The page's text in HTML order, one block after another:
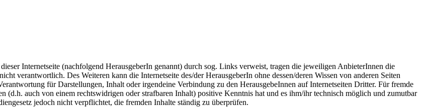
Internetseite (nachfolgend HerausgeberIn genannt) durch sog. Links verweist, tragen die jeweiligen AnbieterInnen die
verantwortlich. Des Weiteren kann die Internetseite des/der HerausgeberIn ohne dessen/deren Wissen von anderen Seiten
für Darstellungen, Inhalt oder irgendeine Verbindung zu den HerausgebeInnen auf Internetseiten Dritter. Für fremde
(d.h. auch von einem rechtswidrigen oder strafbaren Inhalt) positive Kenntnis hat und es ihm/ihr technisch möglich und zumutbar
jedoch nicht verpflichtet, die fremden Inhalte ständig zu überprüfen.